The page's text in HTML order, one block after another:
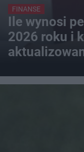
FINANSE
Ile wynosi
2026 roku i